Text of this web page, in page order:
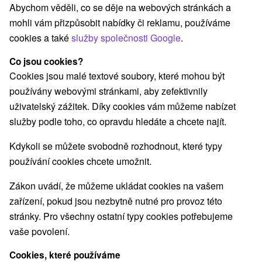
Kategorie
Všechny kategorie
Pobyty v akci(3)
Wellness pobyty(4)
Romantické pobyty(1) Pobyty pro seniory(1)
Rodinné pobyty(4)
Vyberte lokalitu nebo termín
Nejprodávanější
VŠECHNY TOP - NEJPRODÁVANĚJŠÍ NEJLEVNĚJŠÍ
Abychom věděli, co se děje na webových stránkách a
mohli vám přizpůsobit nabídky či reklamu, používáme
cookies a takéslužby společnosti Google.
Co jsou cookies?
Cookies jsou malé textové soubory, které mohou být
používány webovými stránkami, aby zefektivnily
uživatelský zážitek. Díky cookies vám můžeme nabízet
služby podle toho, co opravdu hledáte a chcete najít.
Kdykoli se můžete svobodně rozhodnout, které typy
používání cookies chcete umožnit.
Zákon uvádí, že můžeme ukládat cookies na vašem
zařízení, pokud jsou nezbytně nutné pro provoz této
stránky. Pro všechny ostatní typy cookies potřebujeme
vaše povolení.
Cookies, které používáme